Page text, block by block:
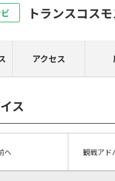
トランスコス
アクセス
ス
へ 観戦アド